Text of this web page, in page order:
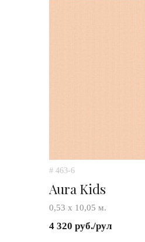
# 463-6
Aura Kids
0,53 х 10,05 м.
4 320 руб./рул